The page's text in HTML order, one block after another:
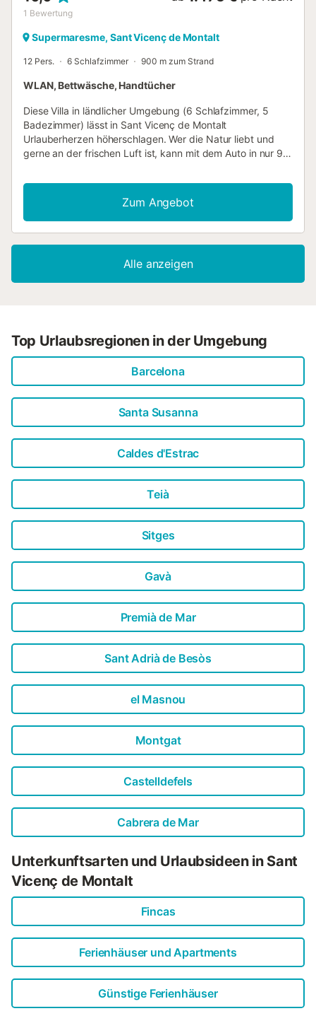
1 Bewertung
Supermaresme, Sant Vicenç de Montalt
12 Pers. 6 Schlafzimmer 900 m zum Strand
WLAN, Bettwäsche, Handtücher
Diese Villa in ländlicher Umgebung (6 Schlafzimmer, 5
Badezimmer) lässt in Sant Vicenç de Montalt
Urlauberherzen höherschlagen. Wer die Natur liebt und
gerne an der frischen Luft ist, kann mit dem Auto in nur 9
Ebenfalls nur 11 Autominuten entfernt befindet sich
Folgendes: Strand der Drei Affen. Setz dich hinters Steuer
und unternimm ganz entspannt Ausflüge zu nahe
gelegenen Sehenswürdigkeiten wie Thermalbäder von
den gleichen Komfort wie zu Hause oder sogar noch mehr
genießen, so gibt es zum Beispiel kostenloses WLAN und
Zum Angebot
Alle anzeigen
Top Urlaubsregionen in der Umgebung
Barcelona
Santa Susanna
Caldes d'Estrac
Teià
Sitges
Gavà
Premià de Mar
Sant Adrià de Besòs
el Masnou
Montgat
Castelldefels
Cabrera de Mar
Unterkunftsarten und Urlaubsideen in Sant
Vicenç de Montalt
Fincas
Ferienhäuser und Apartments
Günstige Ferienhäuser